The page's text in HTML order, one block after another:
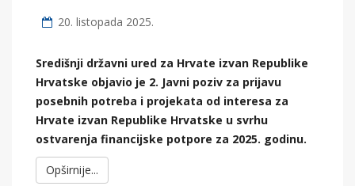
20. listopada 2025.
Središnji državni ured za Hrvate izvan Republike
Hrvatske objavio je 2. Javni poziv za prijavu
posebnih potreba i projekata od interesa za
Hrvate izvan Republike Hrvatske u svrhu
ostvarenja financijske potpore za 2025. godinu.
Opširnije...